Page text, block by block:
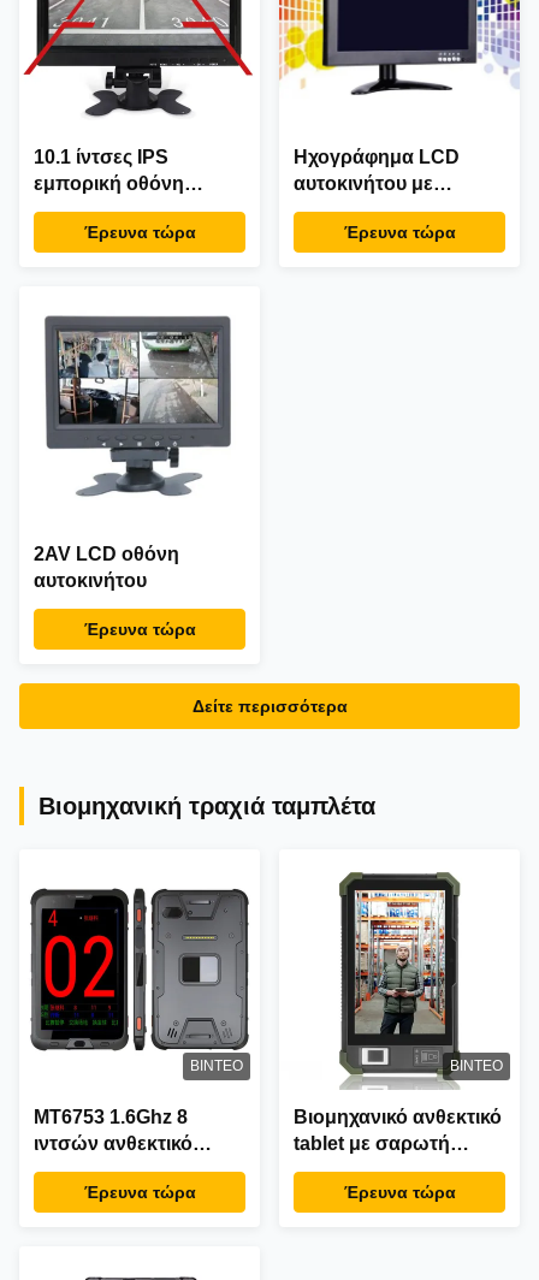
10.1 ίντσες IPS
εμπορική οθόνη
οθόνης τοίχου
Έρευνα τώρα
Ηχογράφημα LCD
αυτοκινήτου με
ασύρματη κάμερα
Έρευνα τώρα
2AV LCD οθόνη
αυτοκινήτου
Έρευνα τώρα
Δείτε περισσότερα
Βιομηχανική τραχιά ταμπλέτα
ΒΊΝΤΕΟ
MT6753 1.6Ghz 8
ιντσών ανθεκτικό
δισκίο ιατρικό δισκίο
PC IPS HD οθόνη
Έρευνα τώρα
ΒΊΝΤΕΟ
Βιομηχανικό ανθεκτικό
tablet με σαρωτή
γραμμικού κώδικα,
NFC και βιομετρική
Έρευνα τώρα